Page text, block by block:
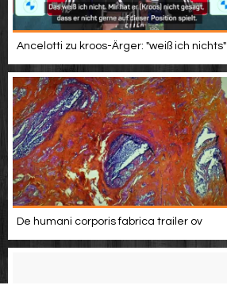
Ancelotti zu kroos-Ärger: "weiß ich nichts"
De humani corporis fabrica trailer ov